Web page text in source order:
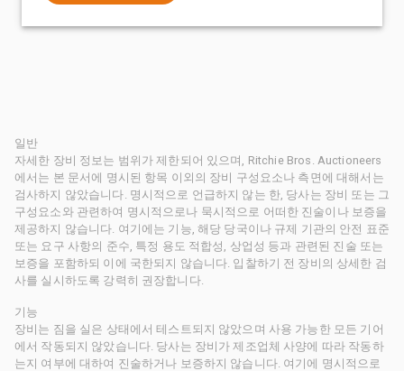
일반
자세한 장비 정보는 범위가 제한되어 있으며, Ritchie Bros. Auctioneers
에서는 본 문서에 명시된 항목 이외의 장비 구성요소나 측면에 대해서는
검사하지 않았습니다. 명시적으로 언급하지 않는 한, 당사는 장비 또는 그
구성요소와 관련하여 명시적으로나 묵시적으로 어떠한 진술이나 보증을
제공하지 않습니다. 여기에는 기능, 해당 당국이나 규제 기관의 안전 표준
또는 요구 사항의 준수, 특정 용도 적합성, 상업성 등과 관련된 진술 또는
보증을 포함하되 이에 국한되지 않습니다. 입찰하기 전 장비의 상세한 검
사를 실시하도록 강력히 권장합니다.
기능
장비는 짐을 실은 상태에서 테스트되지 않았으며 사용 가능한 모든 기어
에서 작동되지 않았습니다. 당사는 장비가 제조업체 사양에 따라 작동하
는지 여부에 대하여 진술하거나 보증하지 않습니다. 여기에 명시적으로